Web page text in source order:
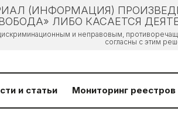
(ИНФОРМАЦИЯ)
ЛИБО КАСАЕТСЯ
и неправовым,
согласны с этим
и статьи Мониторинг реестров